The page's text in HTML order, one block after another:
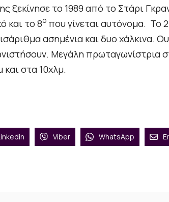
το 1989 από το Στάρι
και το 8ο που γίνεται αυτόνομα. To
ασημένια και δυο χάλκινα.
Μεγάλη πρωταγωνίστρια
και στα 10χλμ.
Viber WhatsApp